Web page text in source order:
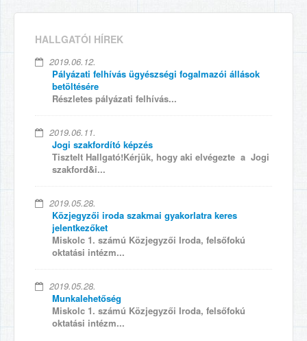
HALLGATÓI HÍREK
2019.06.12.
Pályázati felhívás ügyészségi fogalmazói állások
betöltésére
Részletes pályázati felhívás...
2019.06.11.
Jogi szakfordító képzés
Tisztelt Hallgató!Kérjük, hogy aki elvégezte a Jogi
szakford&i...
2019.05.28.
Közjegyzői iroda szakmai gyakorlatra keres
jelentkezőket
Miskolc 1. számú Közjegyzői Iroda, felsőfokú
oktatási intézm...
2019.05.28.
Munkalehetőség
Miskolc 1. számú Közjegyzői Iroda, felsőfokú
oktatási intézm...